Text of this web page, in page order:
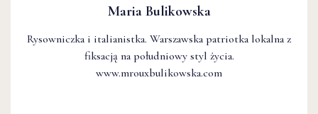
Maria Bulikowska
Rysowniczka i italianistka. Warszawska patriotka lokalna z
fiksacją na południowy styl życia.
www.mrouxbulikowska.com